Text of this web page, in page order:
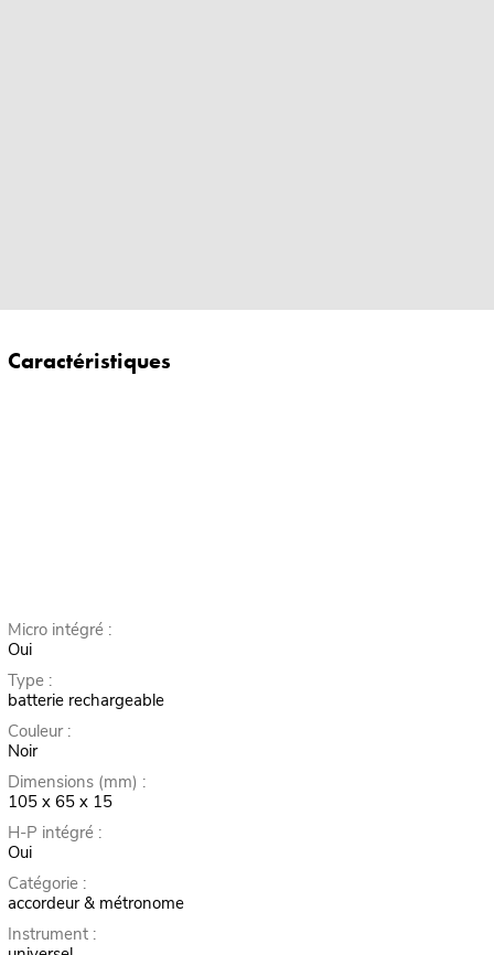
Caractéristiques
Micro intégré :
Oui
Type :
batterie rechargeable
Couleur :
Noir
Dimensions (mm) :
105 x 65 x 15
H-P intégré :
Oui
Catégorie :
accordeur & métronome
Instrument :